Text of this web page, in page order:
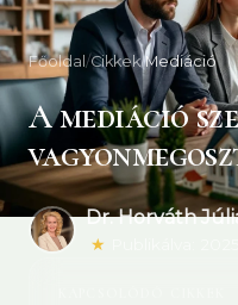
Főoldal /Cikkek/Mediáció
A mediáció
Dr. Horváth
★